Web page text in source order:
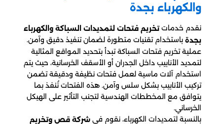
والكهرباء بجدة
نقدم خدماتتخريم فتحات لتمديدات السباكة والكهرباء
بجدة باستخدام تقنيات متطورة لضمان تنفيذ دقيق وآمن.
عملية تخريم فتحات السباكة تبدأ بتحديد المواقع المثالية
لتمديد الأنابيب داخل الجدران أو الأسقف الخرسانية، حيث يتم
استخدام آلات ماسية لعمل فتحات نظيفة ودقيقة تضمن
تركيب الأنابيب بشكل سلس وآمن. هذه الفتحات تُنفذ بما
يتوافق مع المخططات الهندسية لتجنب التأثير على الهيكل
الخرساني.
بالنسبة لتمديدات الكهرباء، نقوم في شركة قص وتخريم